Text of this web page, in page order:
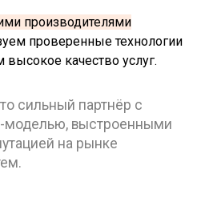
производителями
проверенные технологии
высокое качество услуг.
сильный партнёр с
моделью, выстроенными
на рынке